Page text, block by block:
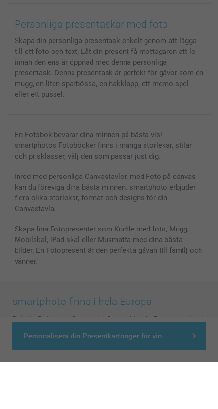
Personalisera din Presentkartonger för vin
Bilder, Fotoförstoring & Fotohäften
Skal till Mobil & Surfplatta
MyNameBook
Fotoalmanackor & Fotoagenda
Fotoramar & Tillbehör
Presentkort
Alla fotoprodukter
Cookie Policy
Villkor och garantier
Investor Relations
smartgaranti
smartbonus
Priser & betalning
Status på beställningar
Personliga presentaskar med foto
Skapa din personliga presentask enkelt genom att lägga
till ett foto och text; Låt din present få mottagaren att le
innan den ens är öppnad med denna personliga
presentask. Denna presentask är perfekt för gåvor som en
mugg, en liten sparbössa, en hakklapp, ett memo-spel
eller ett pussel.
En Fotobok bevarar dina minnen på bästa vis!
smartphotos Fotoböcker finns i många storlekar, stilar
och prisklasser, välj den som passar just dig.
Inred med personliga Canvastavlor, med Foto på canvas
kan du föreviga dina bästa minnen. smartphoto erbjuder
flera olika storlekar, format och designs för din
Canvastavla.
Skapa fina Fotopresenter som Kudde med foto, Mugg,
Mobilskal, iPad-skal eller Musmatta med dina bästa
bilder. En Fotopresent är den perfekta gåvan till familj och
vänner.
smartphoto finns i hela Europa
België Belgique Danmark Deutschland France
Ireland
Nederland - Norge Österreich - Schweiz Suisse